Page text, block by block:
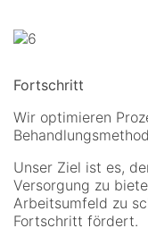
Fortschritt
Wir optimieren
Unser Ziel ist es,
Versorgung zu
Arbeitsumfeld zu
Fortschritt fördert.